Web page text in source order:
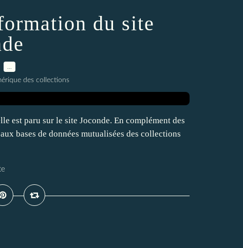
du site
des collections
est paru sur le site Joconde. En complément des
bases de données mutualisées des collections